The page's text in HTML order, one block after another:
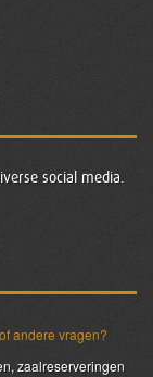
social media.
andere vragen?
zaalreserveringen